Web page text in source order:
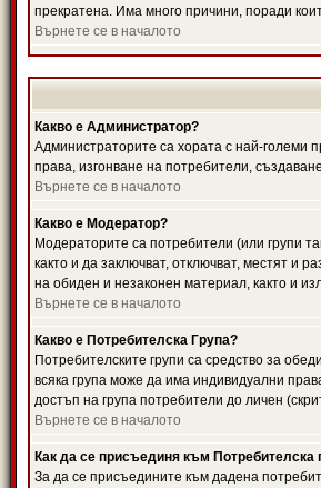
прекратена. Има много причини, поради
Върнете се в началото
Какво е Администратор?
Администраторите са хората с най-големи
права, изгонване на потребители,
Върнете се в началото
Какво е Модератор?
Модераторите са потребители (или групи
както и да заключват, отключват, местят и
на обиден и незаконен материал, както и
Върнете се в началото
Какво е Потребителска Група?
Потребителските групи са средство за
всяка група може да има индивидуални
достъп на група потребители до личен
Върнете се в началото
Как да се присъединя към Потребителска
За да се присъедините към дадена